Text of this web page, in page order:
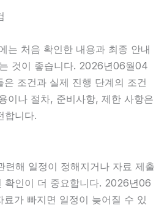
는 처음 확인한 내용과 최종 안내
것이 좋습니다. 2026년06월04
조건과 실제 진행 단계의 조건
이나 절차, 준비사항, 제한 사항은
합니다.
련해 일정이 정해지거나 자료 제출
확인이 더 중요합니다. 2026년06
가 빠지면 일정이 늦어질 수 있